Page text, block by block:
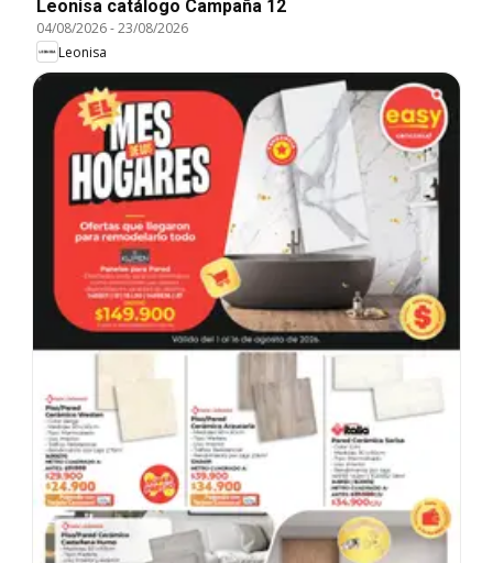
Leonisa catálogo Campaña 12
04/08/2026-23/08/2026
Leonisa